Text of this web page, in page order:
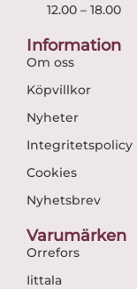
12.00 – 18.00
Information
Om oss
Köpvillkor
Nyheter
Integritetspolicy
Cookies
Nyhetsbrev
Varumärken
Orrefors
Iittala